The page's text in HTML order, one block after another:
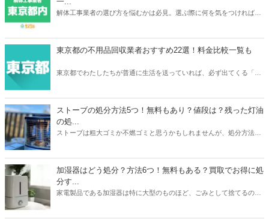
らいで売れるのか？確認してみてください。
解体工事業者の選び方を悩むかは必見。選ぶ際に何を気をつければ良
で、しっかりと慎重に選べるよう準備しましょう。
東京都の不用品回収業者おすすめ22選！料金比較一覧も
東京都でわたしたちが普通に生活を送っていれば、必ず出てくる「不
を選ぶことで、不用品を便利でお得に処分をすることができますよ。
ストーブの処分方法5つ！無料もあり？値段は？残った灯油
の処...
ストーブは粗大ゴミか不燃ゴミと思うかもしれませんが、処分方法は
ます。また灯油の残りの処分方法も解説。ストーブと同時に処分して
おくと忘れずにすみますよ。本記事を読んであなたの家のストーブの
メーカーや状態に合わせた最もお得な処分方法を見つけましょう。
加湿器はどう処分？方法6つ！無料もある？買取でお得に処
分す...
家電製品である加湿器は特に大型のものほど、ごみとして捨てるのは